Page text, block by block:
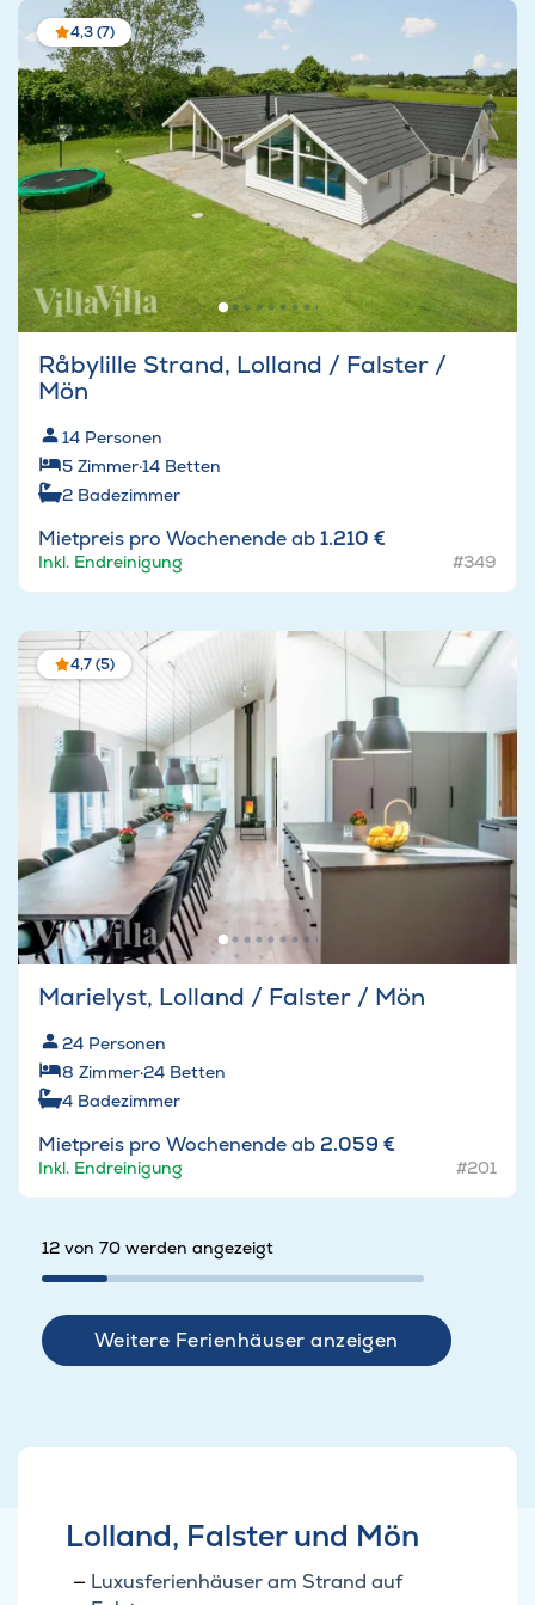
4,3 (7)
Råbylille Strand, Lolland / Falster /
Mön
14 Personen
5 Zimmer·14 Betten
2 Badezimmer
Mietpreis pro Wochenende ab1.210 €
Inkl. Endreinigung #349
4,7 (5)
Marielyst, Lolland / Falster / Mön
24 Personen
8 Zimmer·24 Betten
4 Badezimmer
Mietpreis pro Wochenende ab 2.059 €
Inkl. Endreinigung #201
12 von 70 werden angezeigt
Weitere Ferienhäuser anzeigen
Lolland, Falster und Mön
Luxusferienhäuser am Strand auf